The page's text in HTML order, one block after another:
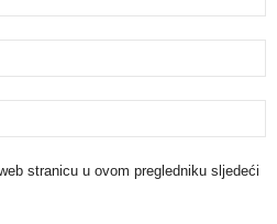
stranicu u ovom pregledniku sljedeći